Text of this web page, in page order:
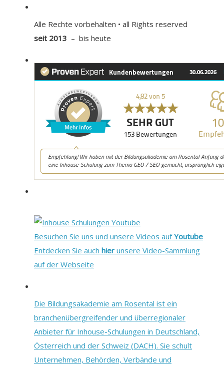
Alle Rechte vorbehalten • all Rights reserved
seit 2013 – bis heute
Besuchen Sie uns und unsere Videos aufYoutube
Entdecken Sie auch hier unsere Video-Sammlung
auf der Webseite
Die Bildungsakademie am Rosental ist ein
branchenübergreifender und überregionaler
Anbieter für Inhouse-Schulungen in Deutschland,
Österreich und der Schweiz (DACH). Sie schult
Unternehmen, Behörden, Verbände und